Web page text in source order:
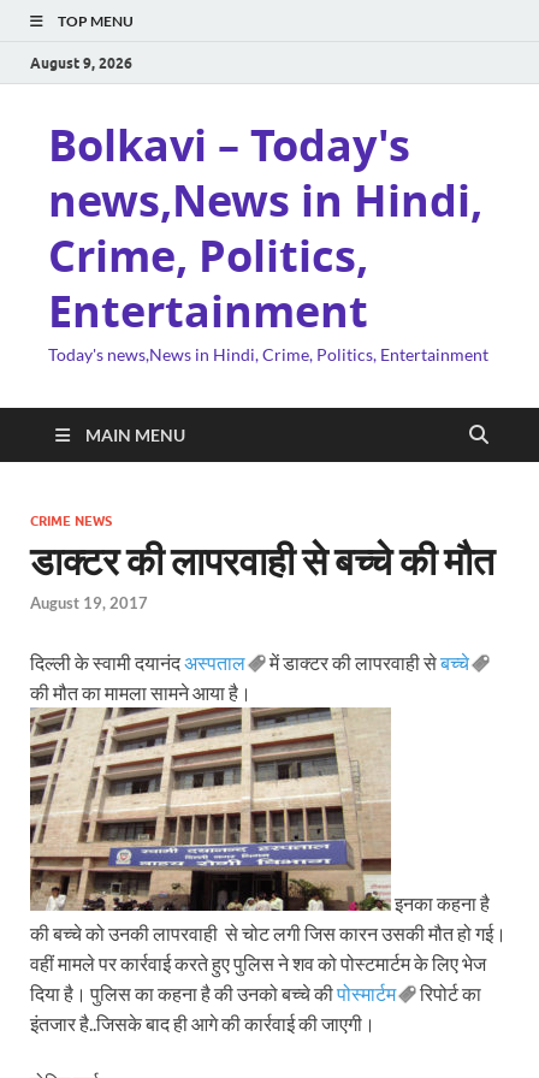
TOP MENU
August 9, 2026
Bolkavi – Today's
news,News in Hindi,
Crime, Politics,
Entertainment
Today's news,News in Hindi, Crime, Politics, Entertainment
MAIN MENU
CRIME NEWS
डाक्टर की लापरवाही से बच्चे की मौत
August 19, 2017
दिल्ली के स्वामी दयानंदअस्पताल में डाक्टर की लापरवाही सेबच्चे
की मौत का मामला सामने आया है।
इनका कहना है
की बच्चे को उनकी लापरवाही से चोट लगी जिस कारन उसकी मौत हो गई।
वहीं मामले पर कार्रवाई करते हुए पुलिस ने शव को पोस्टमार्टम के लिए भेज
दिया है। पुलिस का कहना है की उनको बच्चे कीपोस्मार्टम
रिपोर्ट का
इंतजार है..जिसके बाद ही आगे की कार्रवाई की जाएगी।